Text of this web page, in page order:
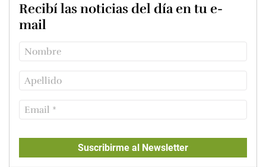
Recibí las noticias del día en tu e-
mail
Suscribirme al Newsletter